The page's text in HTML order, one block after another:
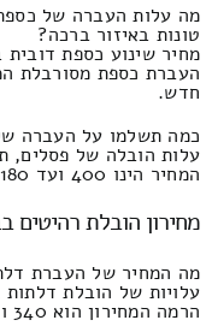
מה עלות העברה של
טונות באיזור ברכה?
מחיר שינוע כספת
חדש.
כמה תשלמו על העברה
עלות הובלה של פסלים,
המחיר הינו 400 ועד 180 שקל חדש.
מחירון הובלת רהיטים
מה המחיר של העברת
עלויות של הובלת
הרמה המחירון הוא 340 ועד 200 שקלים חדשים.